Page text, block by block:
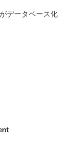
データベース化